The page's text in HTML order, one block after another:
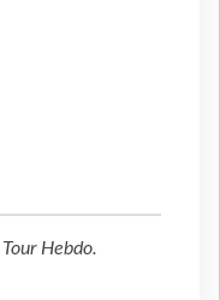
Tour Hebdo.